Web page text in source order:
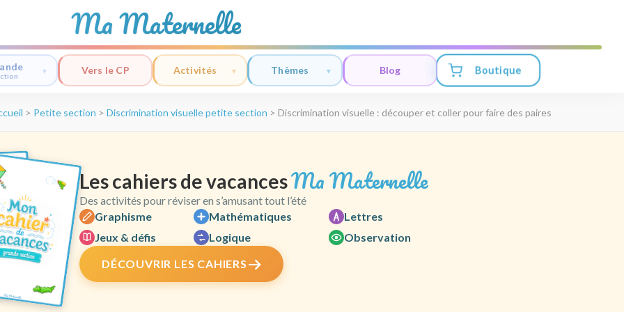
Ma Maternelle
Vers le CP Activités Thèmes Blog Boutique
> Petite section > Discrimination visuelle petite section > Discrimination visuelle : découper et coller pour faire des paires
Les cahiers de vacancesMa Maternelle
Des activités pour réviser en s’amusant tout l’été
Graphisme
Mathématiques
Lettres
Jeux & défis
Logique
Observation
DÉCOUVRIR LES CAHIERS